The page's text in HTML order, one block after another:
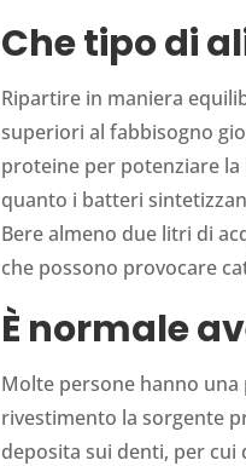
Che tipo di
Ripartire in maniera
superiori al fabbisogno
proteine per potenziare
quanto i batteri
Bere almeno due litri di
che possono provocare
È normale
Molte persone hanno
rivestimento la sorgente
deposita sui denti, per cui